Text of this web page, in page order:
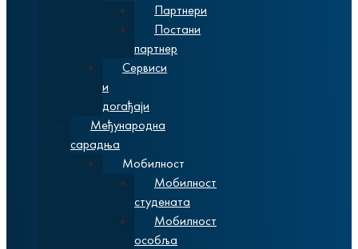
Партнери
Постани
партнер
Сервиси
и
догађаји
Међународна
сарадња
Мобилност
Мобилност
студената
Мобилност
особља